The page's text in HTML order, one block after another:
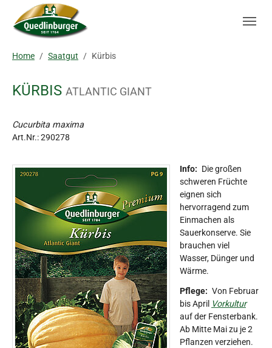
Skip to main navigation
Zum Hauptinhalt springen
Skip to page footer
Home Saatgut Kürbis
KÜRBIS ATLANTIC GIANT
Cucurbita maxima
Art.Nr.:290278
Info: Die großen
schweren Früchte
eignen sich
hervorragend zum
Einmachen als
Sauerkonserve. Sie
brauchen viel
Wasser, Dünger und
Wärme.
Pflege: Von Februar
bis April Vorkultur
auf der Fensterbank.
Ab Mitte Mai zu je 2
Pflanzen verziehen.